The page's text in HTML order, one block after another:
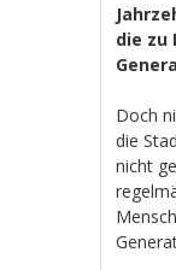
die zu
Doch
die
nicht